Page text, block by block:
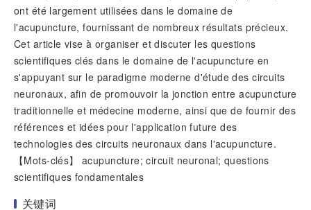
ont été largement utilisées dans le domaine de
l'acupuncture, fournissant de nombreux résultats précieux.
Cet article vise à organiser et discuter les questions
scientifiques clés dans le domaine de l'acupuncture en
s'appuyant sur le paradigme moderne d'étude des circuits
neuronaux, afin de promouvoir la jonction entre acupuncture
traditionnelle et médecine moderne, ainsi que de fournir des
références et idées pour l'application future des
technologies des circuits neuronaux dans l'acupuncture.
【Mots-clés】 acupuncture; circuit neuronal; questions
scientifiques fondamentales
关键词